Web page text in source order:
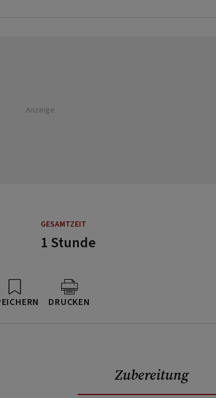
Anzeige
GESAMTZEIT
1 Stunde
DRUCKEN
Zubereitung